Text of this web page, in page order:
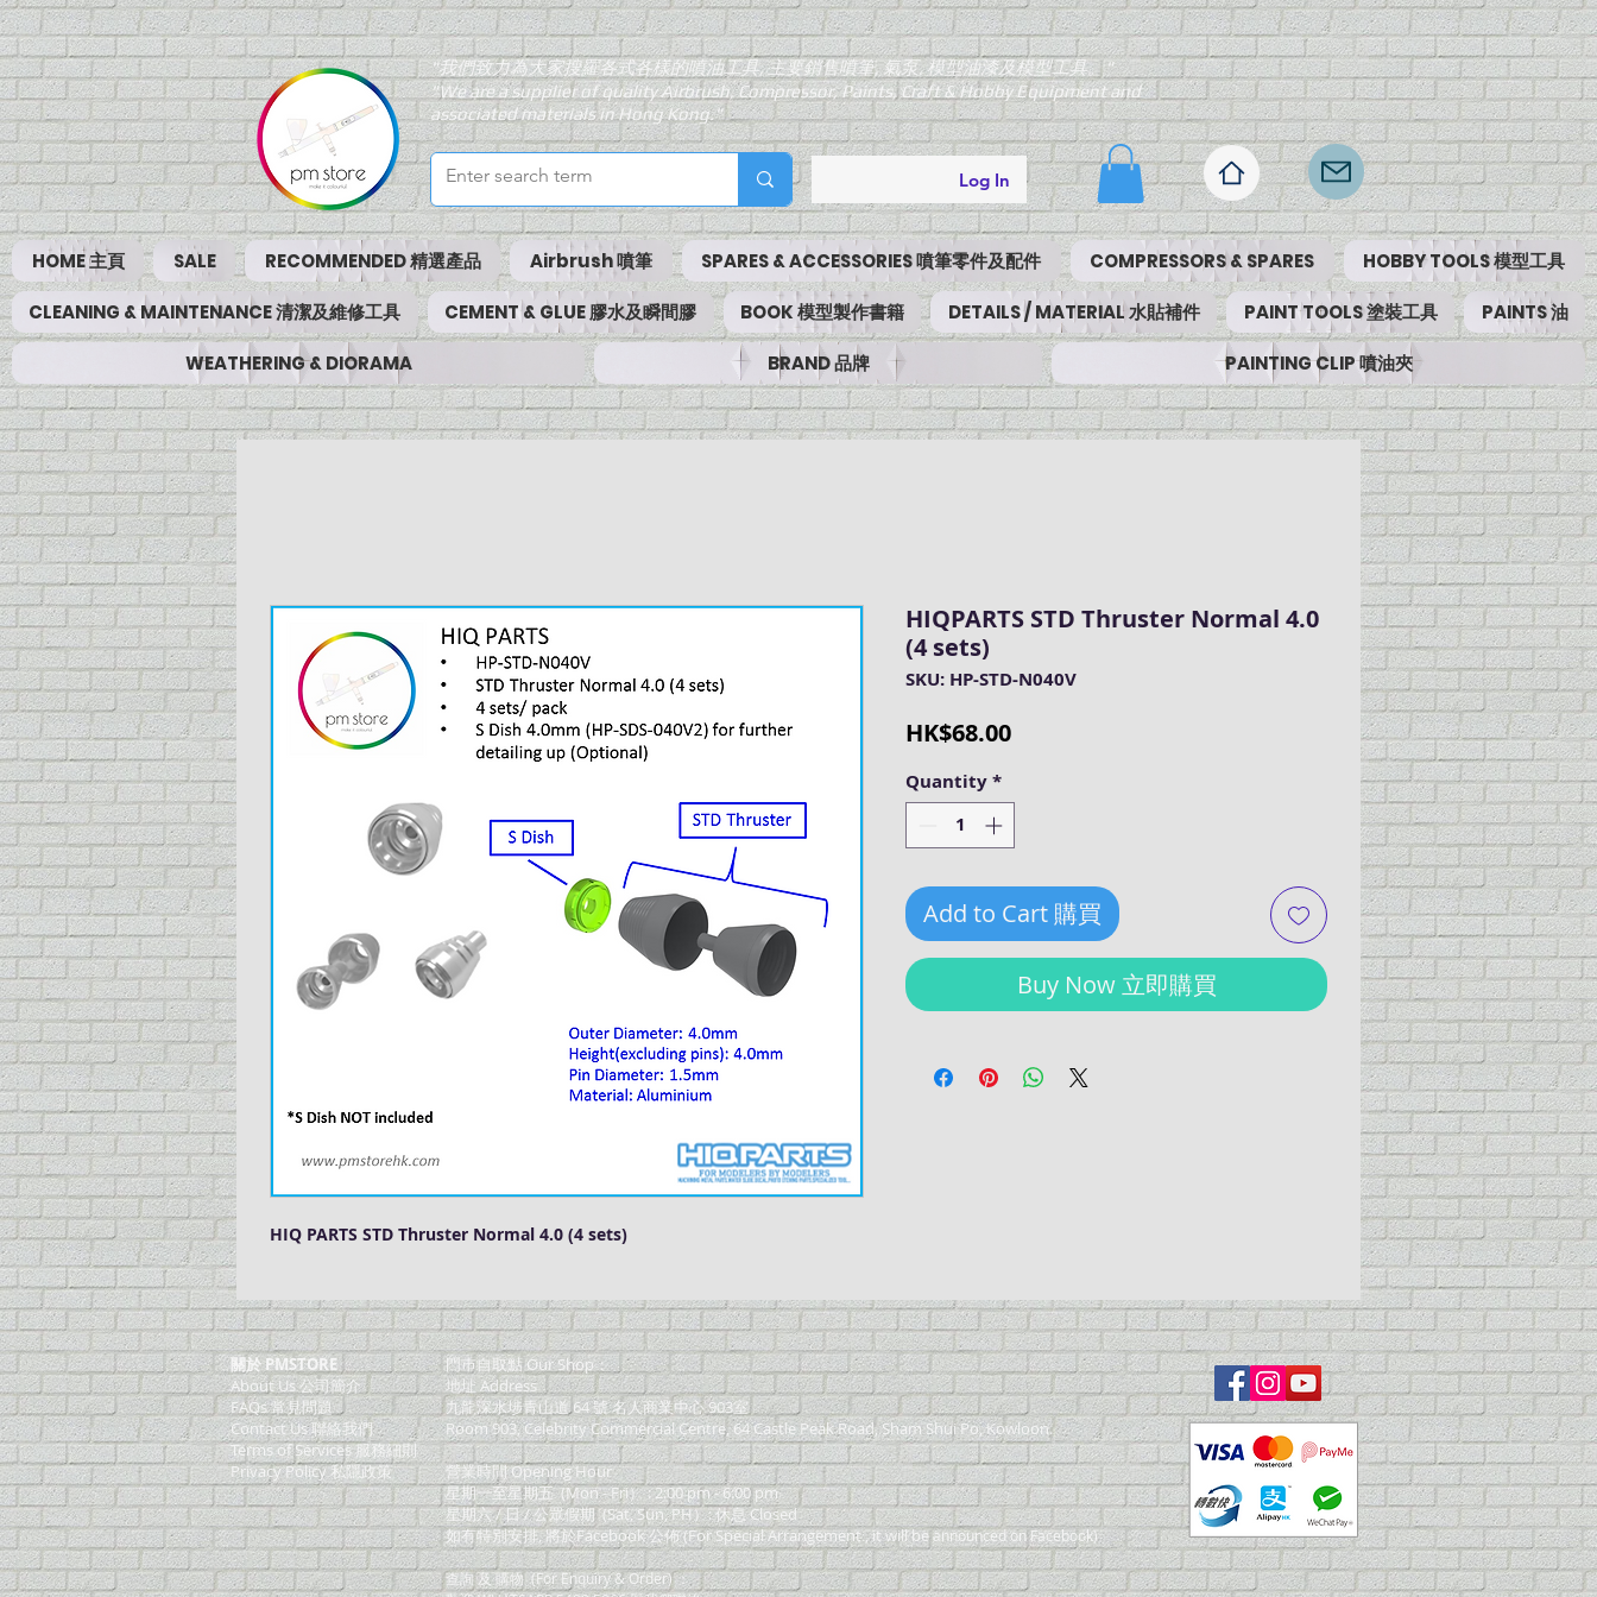
"我們致力為大家搜羅各式各樣的噴油工具, 主要銷售噴筆, 氣泵, 模型油漆及模型工具。"
"We are a supplier of quality Airbrush, Compressor, Paints, Craft & Hobby Equipment and
associated materials in Hong Kong."
Log In
HOME 主頁 SALE RECOMMENDED 精選產品 Airbrush 噴筆 SPARES & ACCESSORIES 噴筆零件及配件 COMPRESSORS & SPARES HOBBY TOOLS 模型工具
CLEANING & MAINTENANCE 清潔及維修工具 CEMENT & GLUE 膠水及瞬間膠 BOOK 模型製作書籍 DETAILS / MATERIAL 水貼補件 PAINT TOOLS 塗裝工具 PAINTS 油
WEATHERING & DIORAMA BRAND 品牌 PAINTING CLIP 噴油夾
HIQ PARTS STD Thruster Normal 4.0 (4 sets)
HIQPARTS STD Thruster Normal 4.0
(4 sets)
SKU: HP-STD-N040V
HK$68.00Price
Quantity*
Add to Cart 購買
Buy Now 立即購買
關於 PMSTORE
About Us 公司簡介
FAQs 常見問題
Contact Us 聯絡我們
​Terms of Services 服務細則
Privacy Policy 私隱政策
門巿自取點 Our Shop：
地址 Address
九龍深水埗青山道 64 號 名人商業中心 903室
Room 903, Celebrity Commercial Centre, 64 Castle Peak Road, Sham Shui Po, Kowloon.
營業時間 Opening Hour
星期一至星期五 (Mon - Fri） : 2:00 pm - 6:00 pm
星期六 / 日 / 公眾假期 (Sat, Sun, PH）: 休息 Closed
如有特別安排, 將於Facebook 公佈 (For Special Arrangement , it will beannounced on Facebook)
查詢 及 購物 (For Enquiry & Order) ：